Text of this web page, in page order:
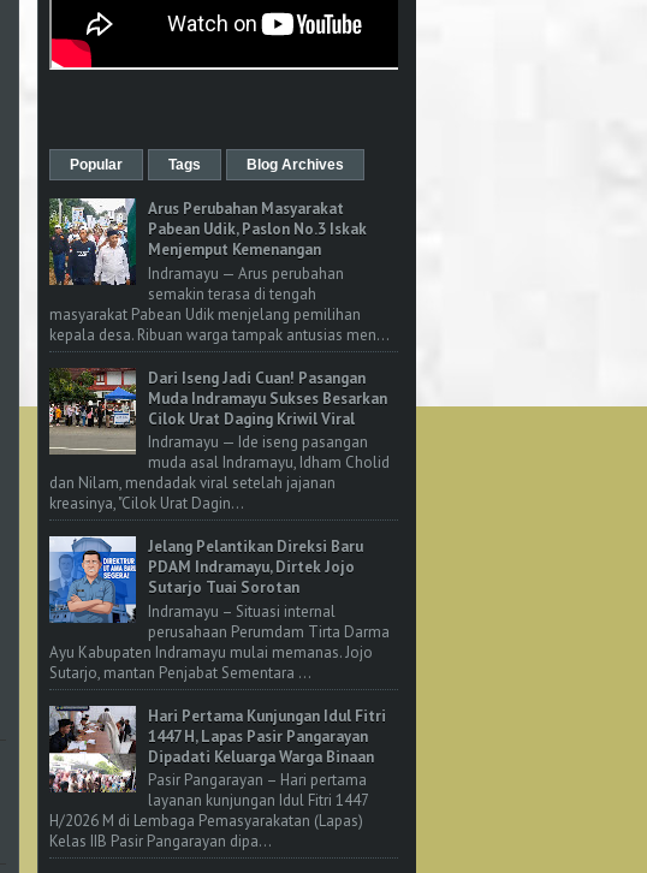
Popular Tags Blog Archives
Arus Perubahan Masyarakat
Pabean Udik, Paslon No.3 Iskak
Menjemput Kemenangan
Indramayu — Arus perubahan
semakin terasa di tengah
masyarakat Pabean Udik menjelang pemilihan
kepala desa. Ribuan warga tampak antusias men...
Dari Iseng Jadi Cuan! Pasangan
Muda Indramayu Sukses Besarkan
Cilok Urat Daging Kriwil Viral
Indramayu — Ide iseng pasangan
muda asal Indramayu, Idham Cholid
dan Nilam, mendadak viral setelah jajanan
kreasinya, "Cilok Urat Dagin...
Jelang Pelantikan Direksi Baru
PDAM Indramayu, Dirtek Jojo
Sutarjo Tuai Sorotan
Indramayu – Situasi internal
perusahaan Perumdam Tirta Darma
Ayu Kabupaten Indramayu mulai memanas. Jojo
Sutarjo, mantan Penjabat Sementara ...
Hari Pertama Kunjungan Idul Fitri
1447 H, Lapas Pasir Pangarayan
Dipadati Keluarga Warga Binaan
Pasir Pangarayan – Hari pertama
layanan kunjungan Idul Fitri 1447
H/2026 M di Lembaga Pemasyarakatan (Lapas)
Kelas IIB Pasir Pangarayan dipa...